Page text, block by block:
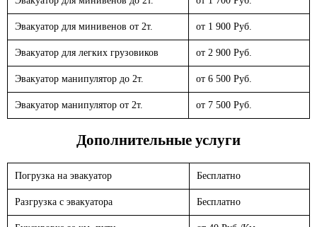
Эвакуатор для минивенов от 2т. от 1 900 Руб.
Эвакуатор для легких грузовиков от 2 900 Руб.
Эвакуатор манипулятор до 2т. от 6 500 Руб.
Эвакуатор манипулятор от 2т. от 7 500 Руб.
Дополнительные услуги
Погрузка на эвакуатор Бесплатно
Разгрузка с эвакуатора Бесплатно